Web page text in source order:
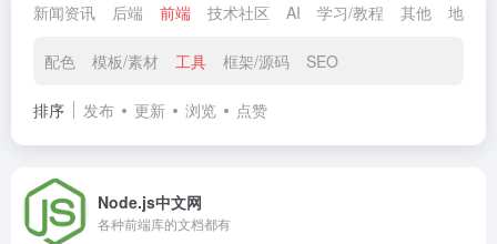
新闻资讯 后端 前端 技术社区 AI 学习/教程 其他 地图
配色 模板/素材 工具 框架/源码 SEO
排序 发布 更新 浏览 点赞
Node.js中文网
各种前端库的文档都有